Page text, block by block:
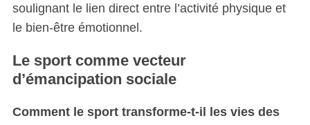
soulignant le lien direct entre l’activité physique et
le bien-être émotionnel.
Le sport comme vecteur
d’émancipation sociale
Comment le sport transforme-t-il les vies des